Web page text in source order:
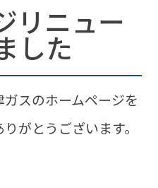
リニュー
した
スのホームページを
がとうございます。